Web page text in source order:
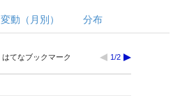
変動（月別） 分布
はてなブックマーク 1/2